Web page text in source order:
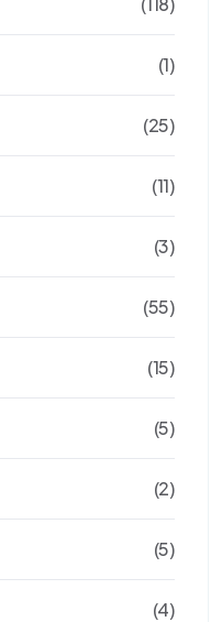
(1)
(25)
(11)
(3)
(55)
(15)
(5)
(2)
(5)
(4)